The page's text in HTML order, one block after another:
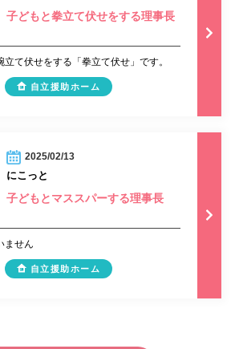
子どもと拳立て伏せをする理事長
て伏せをする「拳立て伏せ」です。
自立援助ホーム
2025/02/13
にこっと
子どもとマススパーする理事長
ません
自立援助ホーム